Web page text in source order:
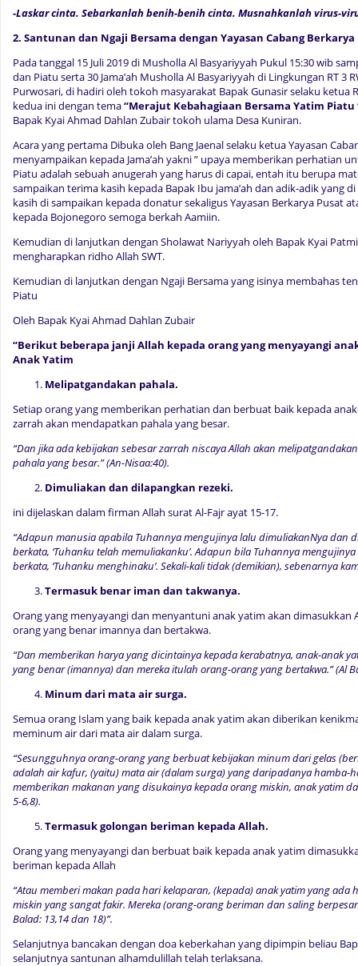
-Laskar cinta. Sebarkanlah benih-benih cinta. Musnahkanlah virus-
2. Santunan dan Ngaji Bersama dengan Yayasan Cabang
Pada tanggal 15 Juli 2019 di Musholla Al Basyariyyah Pukul 15:30 wib
dan Piatu serta 30 Jama’ah Musholla Al Basyariyyah di Lingkungan RT 3
Purwosari, di hadiri oleh tokoh masyarakat Bapak Gunasir selaku ketua
kedua ini dengan tema“Merajut Kebahagiaan Bersama Yatim Piatu
Bapak Kyai Ahmad Dahlan Zubair tokoh ulama Desa Kuniran.
Acara yang pertama Dibuka oleh Bang Jaenal selaku ketua Yayasan
menyampaikan kepada Jama’ah yakni ” upaya memberikan perhatian
Piatu adalah sebuah anugerah yang harus di capai, entah itu berupa
sampaikan terima kasih kepada Bapak Ibu jama’ah dan adik-adik yang
kasih di sampaikan kepada donatur sekaligus Yayasan Berkarya Pusat
kepada Bojonegoro semoga berkah Aamiin.
Kemudian di lanjutkan dengan Sholawat Nariyyah oleh Bapak Kyai
mengharapkan ridho Allah SWT.
Kemudian di lanjutkan dengan Ngaji Bersama yang isinya membahas
Piatu
Oleh Bapak Kyai Ahmad Dahlan Zubair
“Berikut beberapa janji Allah kepada orang yang menyayangi
Anak Yatim
Melipatgandakan pahala.
Setiap orang yang memberikan perhatian dan berbuat baik kepada
zarrah akan mendapatkan pahala yang besar.
“Dan jika ada kebijakan sebesar zarrah niscaya Allah akan
pahala yang besar.” (An-Nisaa:40).
Dimuliakan dan dilapangkan rezeki.
ini dijelaskan dalam firman Allah surat Al-Fajr ayat 15-17.
“Adapun manusia apabila Tuhannya mengujinya lalu dimuliakanNya dan
berkata, ‘Tuhanku telah memuliakanku’. Adapun bila Tuhannya
berkata, ‘Tuhanku menghinaku’. Sekali-kali tidak (demikian), sebenarnya
Termasuk benar iman dan takwanya.
Orang yang menyayangi dan menyantuni anak yatim akan dimasukkan
orang yang benar imannya dan bertakwa.
“Dan memberikan harya yang dicintainya kepada kerabatnya, anak-anak
yang benar (imannya) dan mereka itulah orang-orang yang bertakwa.” (Al
Minum dari mata air surga.
Semua orang Islam yang baik kepada anak yatim akan diberikan
meminum air dari mata air dalam surga.
“Sesungguhnya orang-orang yang berbuat kebijakan minum dari gelas
adalah air kafur, (yaitu) mata air (dalam surga) yang daripadanya hamba-
memberikan makanan yang disukainya kepada orang miskin, anak yatim
5-6,8).
Termasuk golongan beriman kepada Allah.
Orang yang menyayangi dan berbuat baik kepada anak yatim
beriman kepada Allah
“Atau memberi makan pada hari kelaparan, (kepada) anak yatim yang
miskin yang sangat fakir. Mereka (orang-orang beriman dan saling
Balad: 13,14 dan 18)”.
Selanjutnya bancakan dengan doa keberkahan yang dipimpin beliau
selanjutnya santunan alhamdulillah telah terlaksana.